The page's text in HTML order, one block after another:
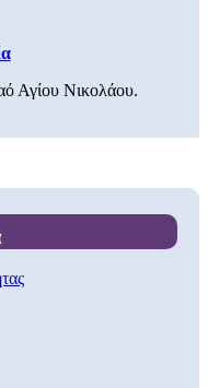
Αγίου Νικολάου.